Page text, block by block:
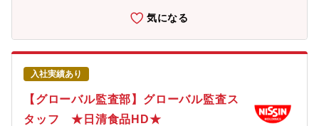
気になる
入社実績あり
【グローバル監査部】グローバル監査ス
タッフ ★日清食品HD★